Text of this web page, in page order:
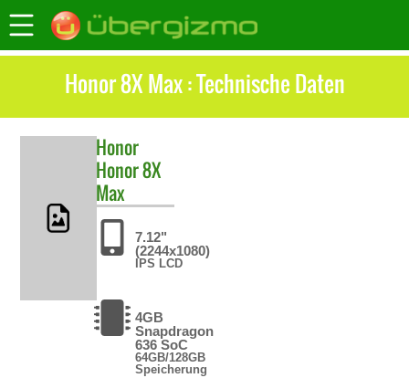
Honor 8X Max : Technische Daten
Honor
Honor 8X
Max
7.12"
(2244x1080)
IPS LCD
4GB
Snapdragon
636 SoC
64GB/128GB
Speicherung